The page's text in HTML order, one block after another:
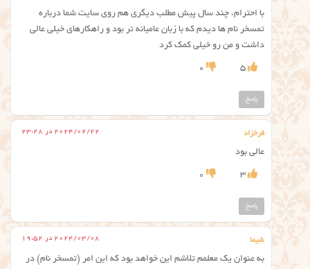
با احترام، چند سال پیش مطلب دیگری هم روی سایت شما درباره
تمسخر نام ها دیدم که با زبان عامیانه تر بود و راهکارهای خیلی عالی
داشت و من رو خیلی کمک کرد
5
0
پاسخ
فرخزاد 2024/02/22 در 23:28
عالی بود
3
0
پاسخ
شیما 2024/03/08 در 19:52
به عنوان یک معلمم تلاشم این خواهد بود که این امر (تمسخر نام) در